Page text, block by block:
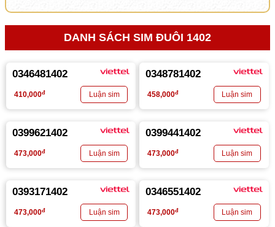
DANH SÁCH SIM ĐUÔI 1402
0346481402
410,000đ
0348781402
458,000đ
0399621402
473,000đ
0399441402
473,000đ
0393171402
473,000đ
0346551402
473,000đ